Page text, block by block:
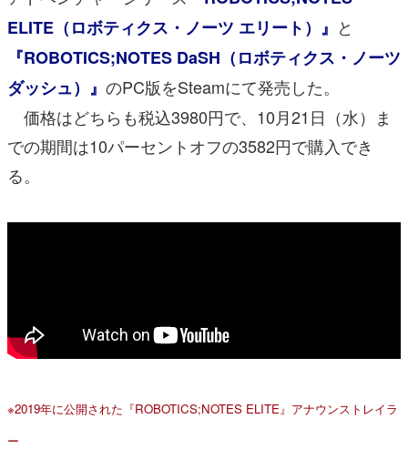
ELITE（ロボティクス・ノーツ エリート）』 と
『ROBOTICS;NOTES DaSH（ロボティクス・ノーツ
ダッシュ）』 のPC版をSteamにて発売した。
価格はどちらも税込3980円で、10月21日（水）ま
での期間は10パーセントオフの3582円で購入でき
る。
※2019年に公開された『ROBOTICS;NOTES ELITE』アナウンストレイラ
ー